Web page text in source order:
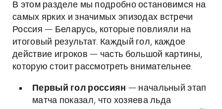
В этом разделе мы подробно остановимся на
самых ярких и значимых эпизодах встречи
Россия — Беларусь, которые повлияли на
итоговый результат. Каждый гол, каждое
действие игроков — часть большой картины,
которую стоит рассмотреть внимательнее.
Первый гол россиян — начальный этап
матча показал, что хозяева льда